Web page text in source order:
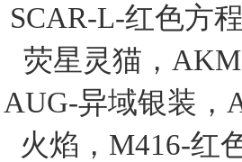
SCAR-L-红色方
荧星灵猫，
AUG-异域银装，
火焰，M416-红